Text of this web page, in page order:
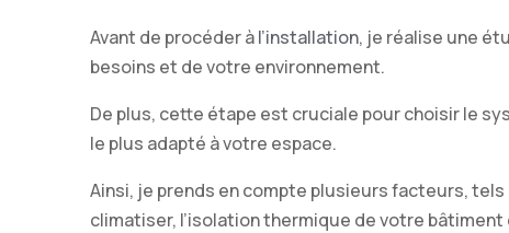
Avant de procéder àl’installation, je réalise une
besoins et de votre environnement.
De plus, cette étape est cruciale pour choisir le
le plus adapté à votre espace.
Ainsi, je prends en compte plusieurs facteurs, tels
climatiser, l’isolation thermique de votre